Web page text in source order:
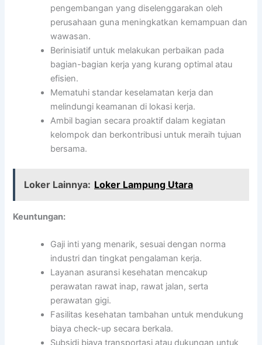
pengembangan yang diselenggarakan oleh
perusahaan guna meningkatkan kemampuan dan
wawasan.
Berinisiatif untuk melakukan perbaikan pada
bagian-bagian kerja yang kurang optimal atau
efisien.
Mematuhi standar keselamatan kerja dan
melindungi keamanan di lokasi kerja.
Ambil bagian secara proaktif dalam kegiatan
kelompok dan berkontribusi untuk meraih tujuan
bersama.
Loker Lainnya: Loker Lampung Utara
Keuntungan:
Gaji inti yang menarik, sesuai dengan norma
industri dan tingkat pengalaman kerja.
Layanan asuransi kesehatan mencakup
perawatan rawat inap, rawat jalan, serta
perawatan gigi.
Fasilitas kesehatan tambahan untuk mendukung
biaya check-up secara berkala.
Subsidi biaya transportasi atau dukungan untuk